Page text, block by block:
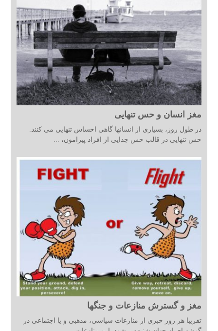
مغز انسان و حس تنهایی
در طول روز، بسیاری از انسانها گاهی احساس تنهایی می کنند.
حس تنهایی در قالب حس جدایی از افراد پیرامون، ...
مغز و گسترش منازعات و جنگها
تقریبا هر روز خبری از منازعات سیاسی، مذهبی و یا اجتماعی در